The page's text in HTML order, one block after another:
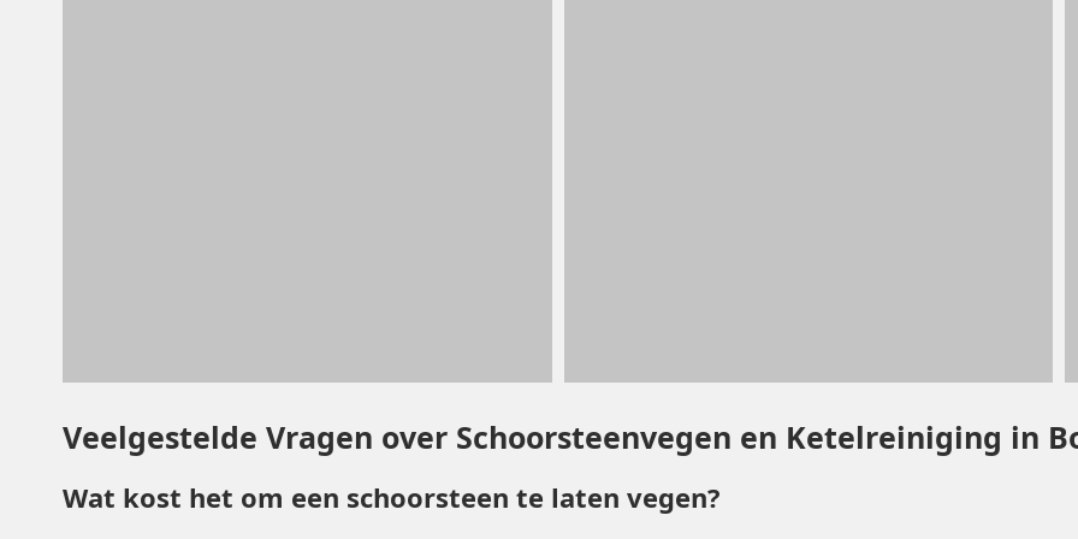
Veelgestelde Vragen over Schoorsteenvegen en Ketelreiniging in
Wat kost het om een schoorsteen te laten vegen?